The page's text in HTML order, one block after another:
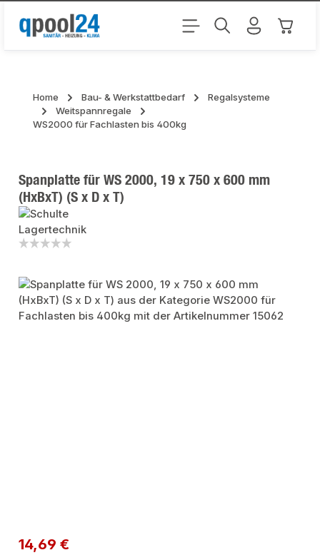
Zum Hauptinhalt springen
Home Bau- & Werkstattbedarf
Regalsysteme
Weitspannregale
WS2000 für Fachlasten bis 400kg
Spanplatte für WS 2000, 19 x 750 x 600 mm
(HxBxT) (S x D x T)
Bildergalerie überspringen
Regulärer Preis:
14,69 €